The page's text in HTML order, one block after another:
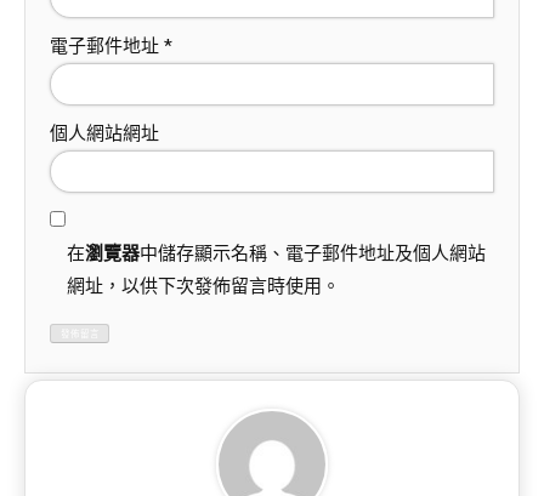
電子郵件地址 *
個人網站網址
在瀏覽器中儲存顯示名稱、電子郵件地址及個人網站
網址，以供下次發佈留言時使用。